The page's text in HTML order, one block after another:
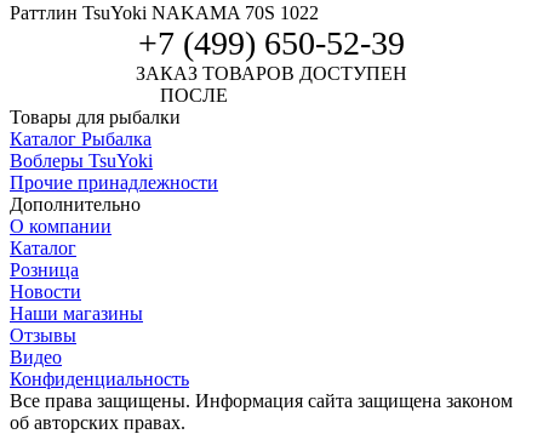
Раттлин TsuYoki NAKAMA 70S 1022
+7 (499) 650-52-39
ЗАКАЗ ТОВАРОВ ДОСТУПЕН
ПОСЛЕ
Товары для рыбалки
Каталог Рыбалка
Воблеры TsuYoki
Прочие принадлежности
Дополнительно
О компании
Каталог
Розница
Новости
Наши магазины
Отзывы
Видео
Конфиденциальность
Все права защищены. Информация сайта защищена законом
об авторских правах.